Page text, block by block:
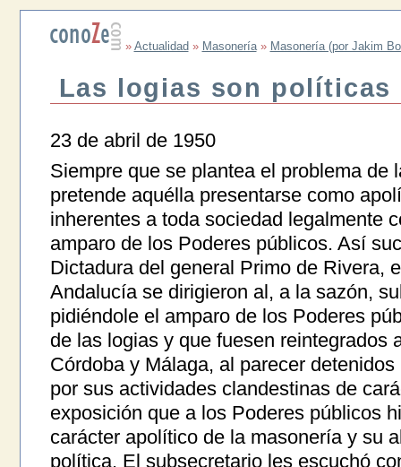
» Actualidad » Masonería» Masonería (por Jakim
Las logias son políticas
23 de abril de 1950
Siempre que se plantea el problema de
pretende aquélla presentarse como
inherentes a toda sociedad legalmente
amparo de los Poderes públicos. Así
Dictadura del general Primo de Rivera,
Andalucía se dirigieron al, a la sazón,
pidiéndole el amparo de los Poderes
de las logias y que fuesen reintegrados
Córdoba y Málaga, al parecer
por sus actividades clandestinas de
exposición que a los Poderes públicos
carácter apolítico de la masonería y su
política. El subsecretario les escuchó